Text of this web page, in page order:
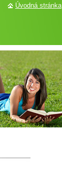
Úvodná stránka